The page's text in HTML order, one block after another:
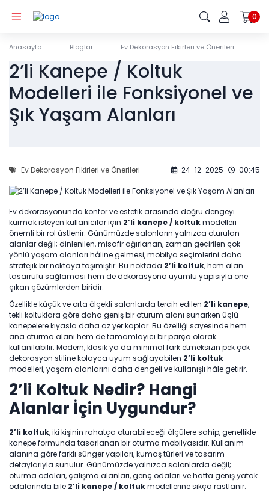
0
Anasayfa Bloglar Ev Dekorasyon Fikirleri ve Önerileri
2’li Kanepe / Koltuk
Modelleri ile Fonksiyonel ve
Şık Yaşam Alanları
Ev Dekorasyon Fikirleri ve Önerileri 24-12-2025 00:45
Ev dekorasyonunda konfor ve estetik arasında doğru dengeyi
kurmak isteyen kullanıcılar için 2’li kanepe / koltukmodelleri
önemli bir rol üstlenir. Günümüzde salonların yalnızca oturulan
alanlar değil; dinlenilen, misafir ağırlanan, zaman geçirilen çok
yönlü yaşam alanları hâline gelmesi, mobilya seçimlerini daha
stratejik bir noktaya taşımıştır. Bu noktada 2’li koltuk, hem alan
tasarrufu sağlaması hem de dekorasyona uyumlu yapısıyla öne
çıkan çözümlerden biridir.
Özellikle küçük ve orta ölçekli salonlarda tercih edilen 2’li kanepe,
tekli koltuklara göre daha geniş bir oturum alanı sunarken üçlü
kanepelere kıyasla daha az yer kaplar. Bu özelliği sayesinde hem
ana oturma alanı hem de tamamlayıcı bir parça olarak
kullanılabilir. Modern, klasik ya da minimal fark etmeksizin pek çok
dekorasyon stiline kolayca uyum sağlayabilen 2’li koltuk
modelleri, yaşam alanlarını daha dengeli ve kullanışlı hâle getirir.
2’li Koltuk Nedir? Hangi
Alanlar İçin Uygundur?
2’li koltuk, iki kişinin rahatça oturabileceği ölçülere sahip, genellikle
kanepe formunda tasarlanan bir oturma mobilyasıdır. Kullanım
alanına göre farklı sünger yapıları, kumaş türleri ve tasarım
detaylarıyla sunulur. Günümüzde yalnızca salonlarda değil;
oturma odaları, çalışma alanları, genç odaları ve hatta geniş yatak
odalarında bile 2’li kanepe / koltukmodellerine sıkça rastlanır.
Geri Dön
Oturma Odası
Koltuk Takımları
Köşe Takımları
3'lü Kanepe /
Koltuk
Berjer / Tekli
Koltuk
Sallanan Koltuk
Tv Koltuğu
Tv
Üniteleri/Sehpaları
Orta Sehpa
Zigon Sehpa
Orta Puflar
Oturma Odası
Puf Modelleri
Geri Dön
Yemek Odası
Yemek Odası
Takımları
Yemek Masası
Geri Dön
Yatak Odası
Yatak Odası
Takımları
Dolap
Karyola
Baza
Başlık
Puf Modelleri
Geri Dön
Genç / Çocuk Odası
Genç Odası
Takımları
Genç Odası
Dolap
Komodin
Genç Odası
Başlık
Genç Odası
Karyola
Genç Odası
Baza
Çalışma Masası
Duvar Rafı
Kitaplık
Oyun ve Aktivite
Masa Setleri
Geri Dön
Yatak / Baza / Başlık
Yatak Setleri
Yatak
Bazalar
Geri Dön
Masa Sandalye Takımları
Yemek Masası
Takımları
Mutfak Masası
Takımları
Mutfak Masası
Sandalye
Sallanan
Sandalye
Geri Dön
Bahçe ve Balkon Takımı
Oturma Grupları
Üçlü Koltuk
İkili Koltuk
Masa Takımları
Masa
Sandalye
Köşe Takımları
Geri Dön
Tamamlayıcı Mobilyalar
Çok Amaçlı
Dolap
Orta Sehpa
Saklama Kutusu
Aksesuar Seti
Çiçeklik
Duvar Rafı
Köşe Rafı
Tablo